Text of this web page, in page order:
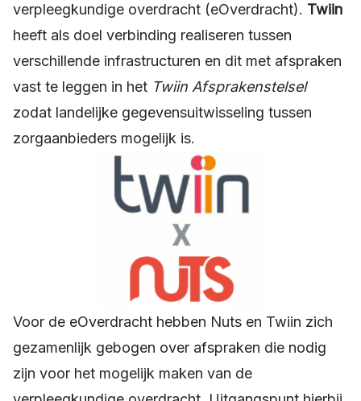
verpleegkundige overdracht (eOverdracht). Twiin
heeft als doel verbinding realiseren tussen
verschillende infrastructuren en dit met afspraken
vast te leggen in het Twiin Afsprakenstelsel
zodat landelijke gegevensuitwisseling tussen
zorgaanbieders mogelijk is.
Voor de eOverdracht hebben Nuts en Twiin zich
gezamenlijk gebogen over afspraken die nodig
zijn voor het mogelijk maken van de